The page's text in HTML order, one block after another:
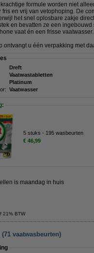
formule worden niet
fris en vrij van vetophoping. De
het snel oplosbare zakje
en bevatten ze een
vaat én een frisse vaatwasser.
ontvangt u één verpakking met
Dreft
Vaatwastabletten
Platinum
Vaatwasser
5 stuks - 195 wasbeurten
€ 46,99
is maandag in huis
21% BTW
vaatwasbeurten)